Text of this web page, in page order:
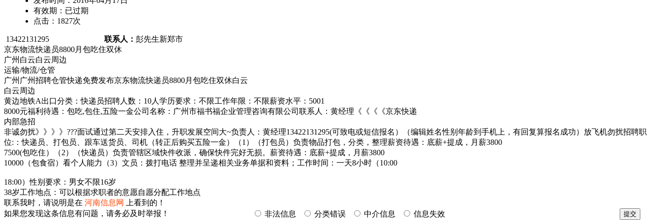
有效期： 已过期
点击： 1827次
13422131295 联系人： 彭先生新郑市
京东物流快递员8800月包吃住双休
广州白云白云周边
运输/物流/仓管
广州广州招聘仓管快递免费发布京东物流快递员8800月包吃住双休白云
白云周边
黄边地铁A出口分类：快递员招聘人数：10人学历要求：不限工作年限：不限薪资水平：5001
8000元福利待遇：包吃,包住,五险一金公司名称：广州市福书福企业管理咨询有限公司联系人：黄经理《《《《京东快递
内部急招
非诚勿扰》》》》???面试通过第二天安排入住，升职发展空间大~负责人：黄经理13422131295(可致电或短信报名）（编辑姓名性别年龄到手机上，有回复算报名成功）放飞机勿扰招聘职
位:：快递员、打包员、跟车送货员、司机（转正后购买五险一金）（1）（打包员）负责物品打包，分类，整理薪资待遇：底薪+提成，月薪3800
7500(包吃住）（2）（快递员）负责管辖区域快件收派，确保快件完好无损。薪资待遇：底薪+提成，月薪3800
10000（包食宿）看个人能力（3）文员：拨打电话 整理并呈递相关业务单据和资料；工作时间：一天8小时（10:00
18:00）性别要求：男女不限16岁
38岁工作地点：可以根据求职者的意愿自愿分配工作地点
联系我时，请说明是在 河南信息网
上看到的！
如果您发现这条信息有问题，请务必及时举报！
非法信息 分类错误 中介信息 信息失效